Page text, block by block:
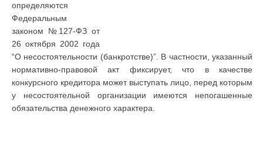
определяются
Федеральным
законом №127-ФЗ от
26 октября 2002 года
“О несостоятельности (банкротстве)”. В частности, указанный
нормативно-правовой акт фиксирует, что в качестве
конкурсного кредитора может выступать лицо, перед которым
у несостоятельной организации имеются непогашенные
обязательства денежного характера.